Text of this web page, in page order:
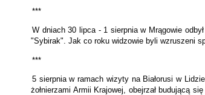
***
W dniach 30 lipca - 1 sierpnia w Mrągowie
"Sybirak". Jak co roku widzowie byli wzruszeni
***
5 sierpnia w ramach wizyty na Białorusi w
żołnierzami Armii Krajowej, obejrzał budującą